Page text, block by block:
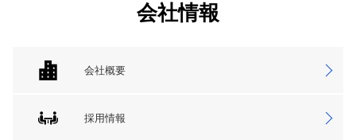
会社情報
会社概要
採用情報